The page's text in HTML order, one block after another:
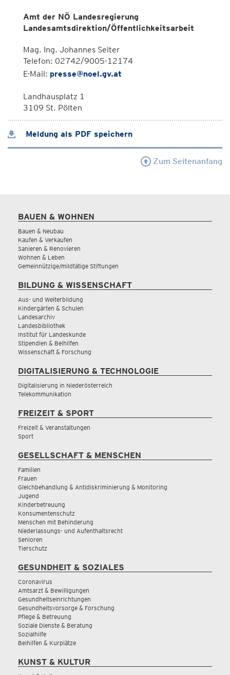
Amt der NÖ Landesregierung
Landesamtsdirektion/Öffentlichkeitsarbeit
Mag. Ing. Johannes Seiter
Telefon: 02742/9005-12174
E-Mail: presse@noel.gv.at
Landhausplatz 1
3109 St. Pölten
Meldung als PDF speichern
Zum Seitenanfang
BAUEN & WOHNEN
Bauen & Neubau
Kaufen & Verkaufen
Sanieren & Renovieren
Wohnen & Leben
Gemeinnützige/mildtätige Stiftungen
BILDUNG & WISSENSCHAFT
Aus- und Weiterbildung
Kindergärten & Schulen
Landesarchiv
Landesbibliothek
Institut für Landeskunde
Stipendien & Beihilfen
Wissenschaft & Forschung
DIGITALISIERUNG & TECHNOLOGIE
Digitalisierung in Niederösterreich
Telekommunikation
FREIZEIT & SPORT
Freizeit & Veranstaltungen
Sport
GESELLSCHAFT & MENSCHEN
Familien
Frauen
Gleichbehandlung & Antidiskriminierung & Monitoring
Jugend
Kinderbetreuung
Konsumentenschutz
Menschen mit Behinderung
Niederlassungs- und Aufenthaltsrecht
Senioren
Tierschutz
GESUNDHEIT & SOZIALES
Coronavirus
Amtsarzt & Bewilligungen
Gesundheitseinrichtungen
Gesundheitsvorsorge & Forschung
Pflege & Betreuung
Soziale Dienste & Beratung
Sozialhilfe
Beihilfen & Kurplätze
KUNST & KULTUR